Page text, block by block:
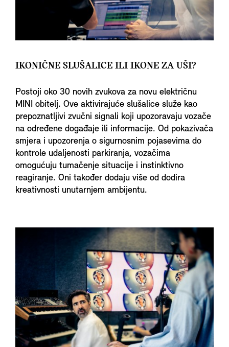
IKONIČNE SLUŠALICE ILI IKONE ZA UŠI?
Postoji oko 30 novih zvukova za novu električnu
MINI obitelj. Ove aktivirajuće slušalice služe kao
prepoznatljivi zvučni signali koji upozoravaju vozače
na određene događaje ili informacije. Od pokazivača
smjera i upozorenja o sigurnosnim pojasevima do
kontrole udaljenosti parkiranja, vozačima
omogućuju tumačenje situacije i instinktivno
reagiranje. Oni također dodaju više od dodira
kreativnosti unutarnjem ambijentu.